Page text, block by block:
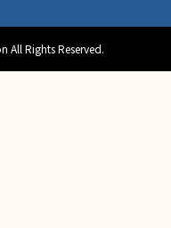
Rights Reserved.